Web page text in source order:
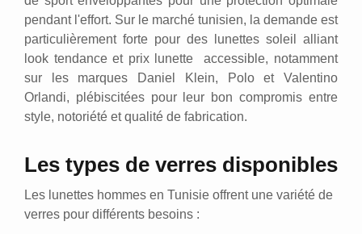
pendant l'effort. Sur le marché tunisien, la demande est
particulièrement forte pour des lunettes soleil alliant
look tendance et prix lunette accessible, notamment
sur les marques Daniel Klein, Polo et Valentino
Orlandi, plébiscitées pour leur bon compromis entre
style, notoriété et qualité de fabrication.
Les types de verres disponibles
Les lunettes hommes en Tunisie offrent une variété de
verres pour différents besoins :